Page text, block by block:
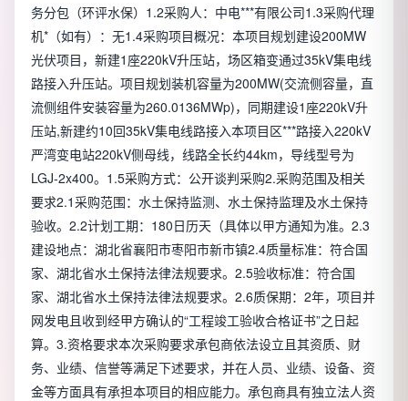
务分包（环评水保）1.2采购人：中电***有限公司1.3采购代理
机*（如有）：无1.4采购项目概况：本项目规划建设200MW
光伏项目，新建1座220kV升压站，场区箱变通过35kV集电线
路接入升压站。项目规划装机容量为200MW(交流侧容量，直
流侧组件安装容量为260.0136MWp)，同期建设1座220kV升
压站,新建约10回35kV集电线路接入本项目区***路接入220kV
严湾变电站220kV侧母线，线路全长约44km，导线型号为
LGJ-2x400。1.5采购方式：公开谈判采购2.采购范围及相关
要求2.1采购范围：水土保持监测、水土保持监理及水土保持
验收。2.2计划工期：180日历天（具体以甲方通知为准。2.3
建设地点：湖北省襄阳市枣阳市新市镇2.4质量标准：符合国
家、湖北省水土保持法律法规要求。2.5验收标准：符合国
家、湖北省水土保持法律法规要求。2.6质保期：2年，项目并
网发电且收到经甲方确认的“工程竣工验收合格证书”之日起
算。3.资格要求本次采购要求承包商依法设立且其资质、财
务、业绩、信誉等满足下述要求，并在人员、业绩、设备、资
金等方面具有承担本项目的相应能力。承包商具有独立法人资